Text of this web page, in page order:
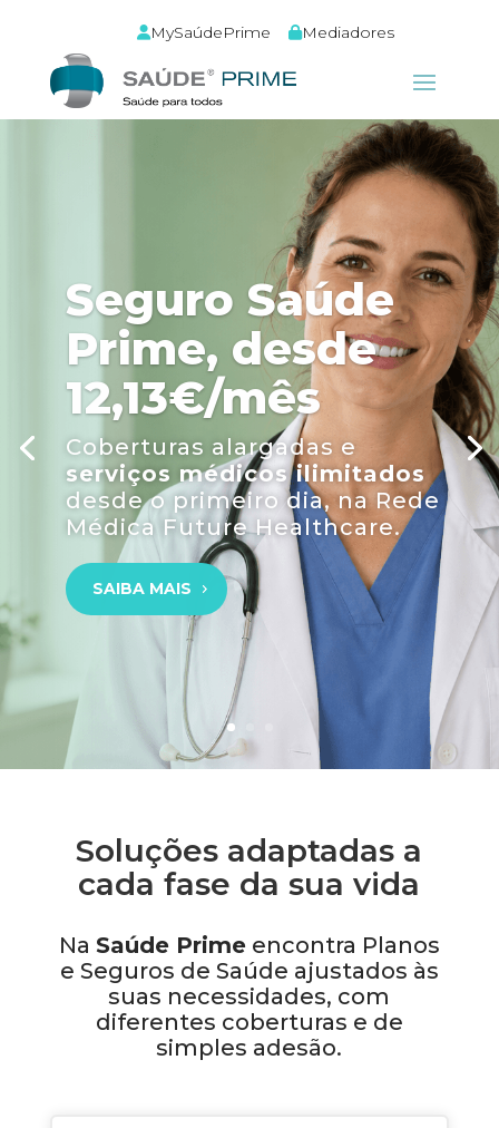
MySaúdePrime Mediadores
Seguro Saúde
Prime, desde
12,13€/mês
Coberturas alargadas e
serviços médicos ilimitados
desde o primeiro dia, na Rede
Médica Future Healthcare.
SAIBA MAIS
Soluções adaptadas a
cada fase da sua vida
Na Saúde Primeencontra Planos
e Seguros de Saúde ajustados às
suas necessidades, com
diferentes coberturas e de
simples adesão.